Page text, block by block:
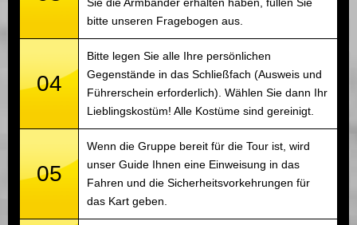
Sie die Armbänder erhalten haben, füllen Sie
bitte unseren Fragebogen aus.
04
Bitte legen Sie alle Ihre persönlichen
Gegenstände in das Schließfach (Ausweis und
Führerschein erforderlich). Wählen Sie dann Ihr
Lieblingskostüm! Alle Kostüme sind gereinigt.
05
Wenn die Gruppe bereit für die Tour ist, wird
unser Guide Ihnen eine Einweisung in das
Fahren und die Sicherheitsvorkehrungen für
das Kart geben.